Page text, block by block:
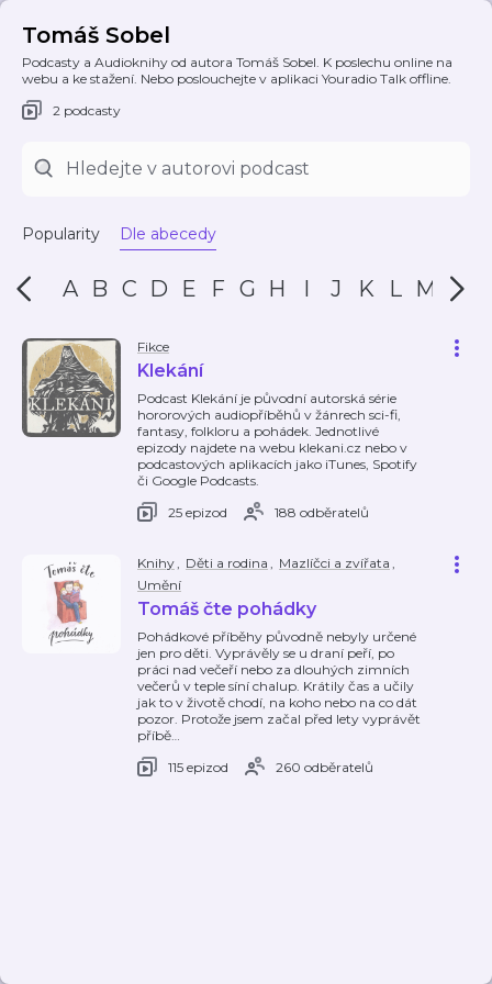
Tomáš Sobel
Podcasty a Audioknihy od autora Tomáš Sobel. K poslechu online na
webu a ke stažení. Nebo poslouchejte v aplikaci Youradio Talk offline.
2 podcasty
Popularity Dle abecedy
A B C D E F G H I J K L M N
Fikce
Klekání
Podcast Klekání je původní autorská série
hororových audiopříběhů v žánrech sci-fi,
fantasy, folkloru a pohádek. Jednotlivé
epizody najdete na webu klekani.cz nebo v
podcastových aplikacích jako iTunes, Spotify
či Google Podcasts.
25 epizod
188 odběratelů
Knihy, Děti a rodina , Mazlíčci a zvířata ,
Umění
Tomáš čte pohádky
Pohádkové příběhy původně nebyly určené
jen pro děti. Vyprávěly se u draní peří, po
práci nad večeří nebo za dlouhých zimních
večerů v teple síní chalup. Krátily čas a učily
jak to v životě chodí, na koho nebo na co dát
pozor. Protože jsem začal před lety vyprávět
příbě…
115 epizod
260 odběratelů